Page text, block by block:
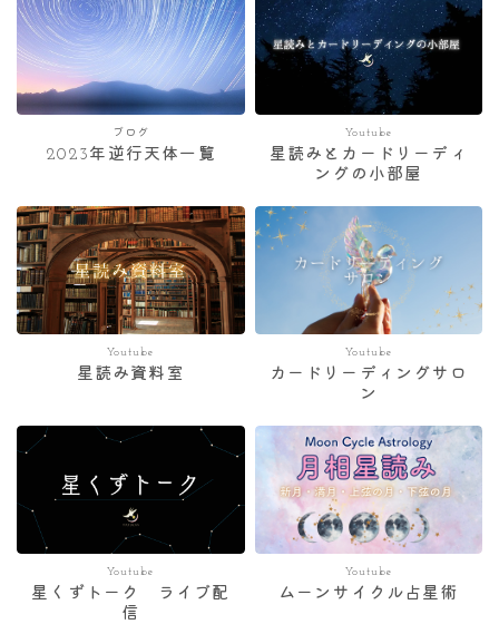
ブログ
2023年逆行天体一覧
Youtube
星読みとカードリーディ
ングの小部屋
Youtube
星読み資料室
Youtube
カードリーディングサロ
ン
Youtube
星くずトーク ライブ配
信
Youtube
ムーンサイクル占星術